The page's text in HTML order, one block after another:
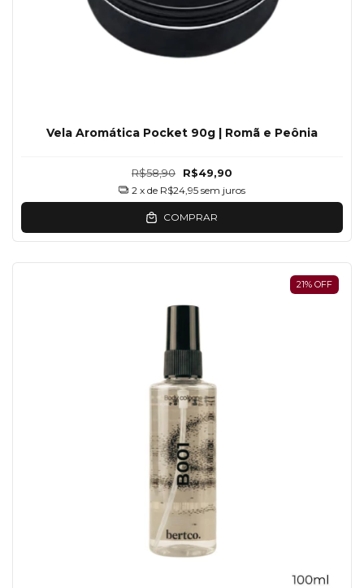
Vela Aromática Pocket 90g | Romã e Peônia
R$58,90 R$49,90
2 x de R$24,95 sem juros
COMPRAR
21% OFF